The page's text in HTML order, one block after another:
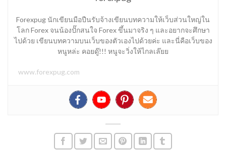
Forexpug นักเขียนมือปืนรับจ้างเขียนบทความให้เว็บส่วนใหญ่ใน
โลก Forex จนน้องปั๊กสนใจ Forex ขึ้นมาจริง ๆ และอยากจะศึกษา
ไปด้วย เขียนบทความบนเว็บของตัวเองไปด้วยค่ะ และนี่คือเว็บของ
หนูหล่ะ คอยดู๊!!! หนูจะวิ่งให้ไกลเล๊ยย
www.forexpug.com